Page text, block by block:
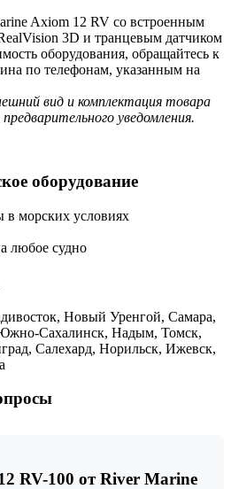
Axiom 12 RV со встроенным
3D и транцевым датчиком
оборудования, обращайтесь к
по телефонам, указанным на
вид и комплектация товара
уведомления.
оборудование
в морских условиях
любое судно
Новый Уренгой, Самара,
Сахалинск, Надым, Томск,
Салехард, Норильск, Ижевск,
RV-100 от River Marine